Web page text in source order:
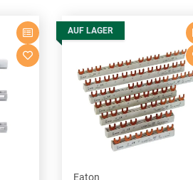
AUF LAGER
Eaton